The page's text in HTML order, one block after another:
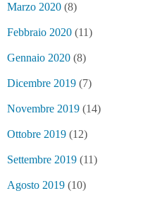
Marzo 2020 (8)
Febbraio 2020 (11)
Gennaio 2020 (8)
Dicembre 2019 (7)
Novembre 2019 (14)
Ottobre 2019 (12)
Settembre 2019 (11)
Agosto 2019 (10)